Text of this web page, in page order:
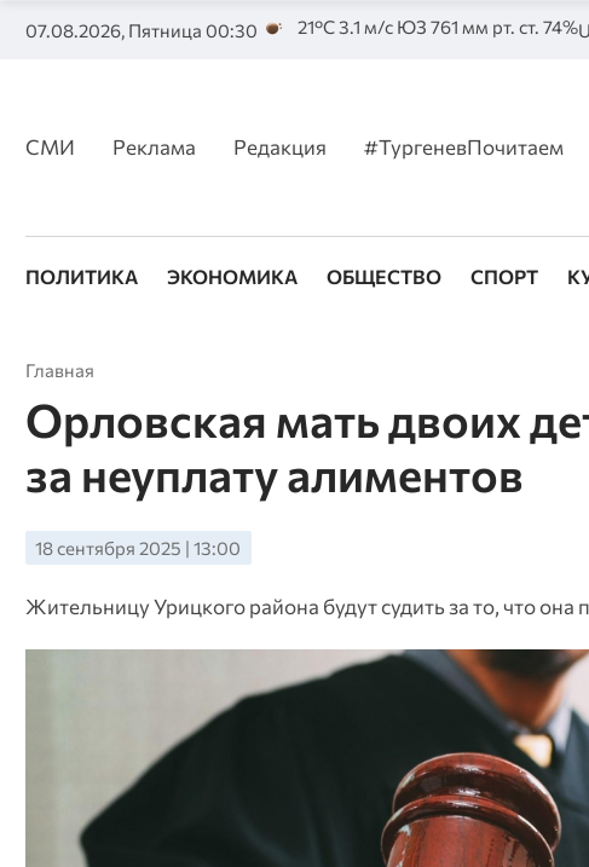
07.08.2026, Пятница 00:30 21°C 3.1 м/с ЮЗ 761 мм рт. ст. 74%
СМИ Реклама Редакция #ТургеневПочитаем
ПОЛИТИКА ЭКОНОМИКА ОБЩЕСТВО СПОРТ
Главная
Орловская мать двоих
за неуплату алиментов
18 сентября 2025 | 13:00
Жительницу Урицкого района будут судить за то, что она